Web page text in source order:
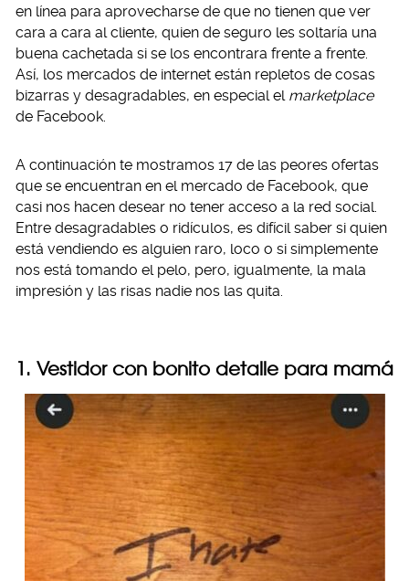
en línea para aprovecharse de que no tienen que ver
cara a cara al cliente, quien de seguro les soltaría una
buena cachetada si se los encontrara frente a frente.
Así, los mercados de internet están repletos de cosas
bizarras y desagradables, en especial el marketplace
de Facebook.
A continuación te mostramos 17 de las peores ofertas
que se encuentran en el mercado de Facebook, que
casi nos hacen desear no tener acceso a la red social.
Entre desagradables o ridículos, es difícil saber si quien
está vendiendo es alguien raro, loco o si simplemente
nos está tomando el pelo, pero, igualmente, la mala
impresión y las risas nadie nos las quita.
1. Vestidor con bonito detalle para mamá